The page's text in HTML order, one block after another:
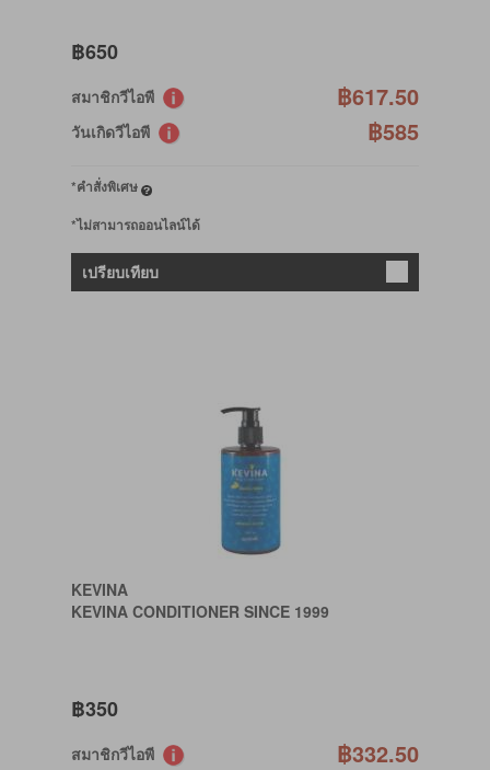
฿650
สมาชิกวีไอพี ฿617.50
วันเกิดวีไอพี ฿585
*คำสั่งพิเศษ
*ไม่สามารถออนไลน์ได้
เปรียบเทียบ
KEVINA
KEVINA CONDITIONER SINCE 1999
฿350
สมาชิกวีไอพี ฿332.50